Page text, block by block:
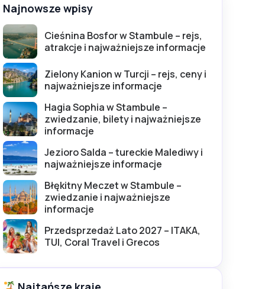
Najnowsze wpisy
Cieśnina Bosfor w Stambule – rejs,
atrakcje i najważniejsze informacje
Zielony Kanion w Turcji – rejs, ceny i
najważniejsze informacje
Hagia Sophia w Stambule –
zwiedzanie, bilety i najważniejsze
informacje
Jezioro Salda – tureckie Malediwy i
najważniejsze informacje
Błękitny Meczet w Stambule –
zwiedzanie i najważniejsze
informacje
Przedsprzedaż Lato 2027 – ITAKA,
TUI, Coral Travel i Grecos